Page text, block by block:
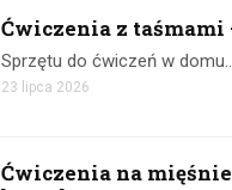
Ćwiczenia z taśmami
Sprzętu do ćwiczeń w
23 lipca 2026
Ćwiczenia na mięśnie